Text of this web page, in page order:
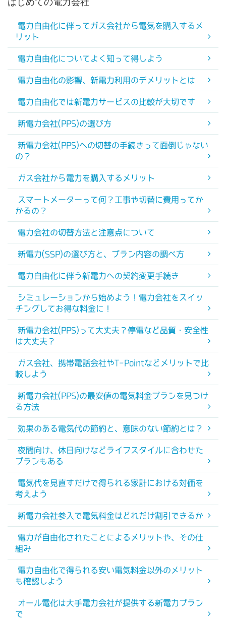
電力自由化に伴ってガス会社から電気を購入するメ
リット
電力自由化についてよく知って得しよう
電力自由化の影響、新電力利用のデメリットとは
電力自由化では新電力サービスの比較が大切です
新電力会社(PPS)の選び方
新電力会社(PPS)への切替の手続きって面倒じゃない
の？
ガス会社から電力を購入するメリット
スマートメーターって何？工事や切替に費用ってか
かるの？
電力会社の切替方法と注意点について
新電力(SSP)の選び方と、プラン内容の調べ方
電力自由化に伴う新電力への契約変更手続き
シミュレーションから始めよう！電力会社をスイッ
チングしてお得な料金に！
新電力会社(PPS)って大丈夫？停電など品質・安全性
は大丈夫？
ガス会社、携帯電話会社やT-Pointなどメリットで比
較しよう
新電力会社(PPS)の最安値の電気料金プランを見つけ
る方法
効果のある電気代の節約と、意味のない節約とは？
夜間向け、休日向けなどライフスタイルに合わせた
プランもある
電気代を見直すだけで得られる家計における対価を
考えよう
新電力会社参入で電気料金はどれだけ割引できるか
電力が自由化されたことによるメリットや、その仕
組み
電力自由化で得られる安い電気料金以外のメリット
も確認しよう
オール電化は大手電力会社が提供する新電力プラン
で